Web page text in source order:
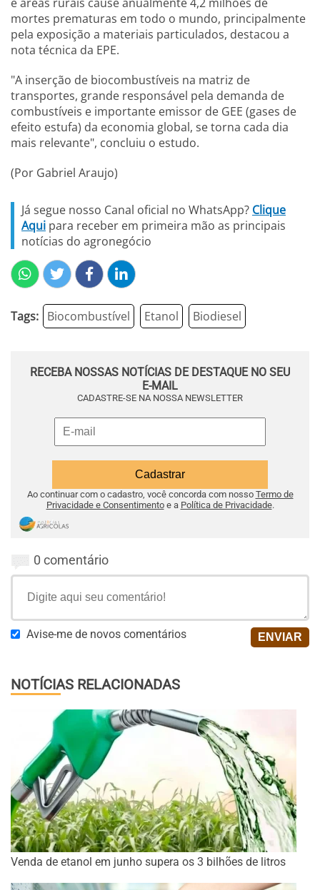
mortes prematuras em todo o mundo, principalmente
pela exposição a materiais particulados, destacou a
nota técnica da EPE.
"A inserção de biocombustíveis na matriz de
transportes, grande responsável pela demanda de
combustíveis e importante emissor de GEE (gases de
efeito estufa) da economia global, se torna cada dia
mais relevante", concluiu o estudo.
(Por Gabriel Araujo)
Já segue nosso Canal oficial no WhatsApp? Clique
Aqui para receber em primeira mão as principais
notícias do agronegócio
Tags: Biocombustível Etanol Biodiesel
RECEBA NOSSAS NOTÍCIAS DE DESTAQUE NO SEU
E-MAIL
CADASTRE-SE NA NOSSA NEWSLETTER
Ao continuar com o cadastro, você concorda com nosso Termo de
Privacidade e Consentimentoe a Política de Privacidade.
0 comentário
Avise-me de novos comentários
NOTÍCIAS RELACIONADAS
Venda de etanol em junho supera os 3 bilhões de litros